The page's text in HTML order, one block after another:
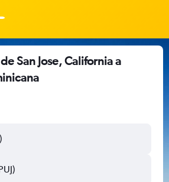
San Jose, California a